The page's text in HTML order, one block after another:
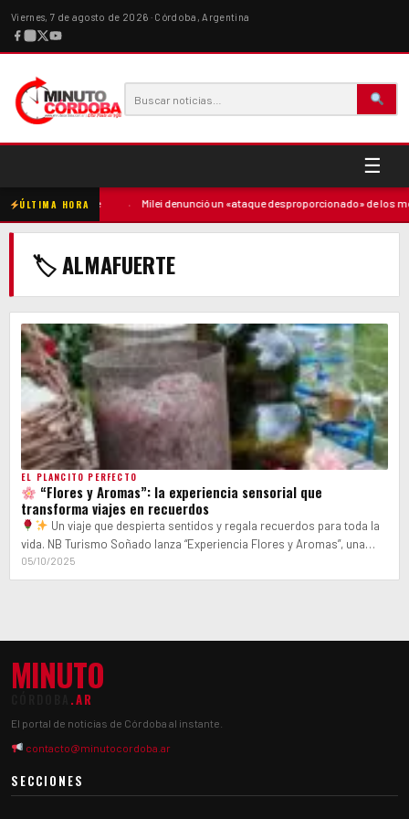
Viernes, 7 de agosto de 2026 · Córdoba, Argentina
☰
ÚLTIMA HORA
contra la madre Milei denunció un «ataque desproporcionado» de los
🏷 ALMAFUERTE
EL PLANCITO PERFECTO
“Flores y Aromas”: la experiencia sensorial que
transforma viajes en recuerdos
Un viaje que despierta sentidos y regala recuerdos para toda la
vida. NB Turismo Soñado lanza “Experiencia Flores y Aromas”, una…
05/10/2025
MINUTO
.AR
El portal de noticias de Córdoba al instante.
contacto@minutocordoba.ar
SECCIONES